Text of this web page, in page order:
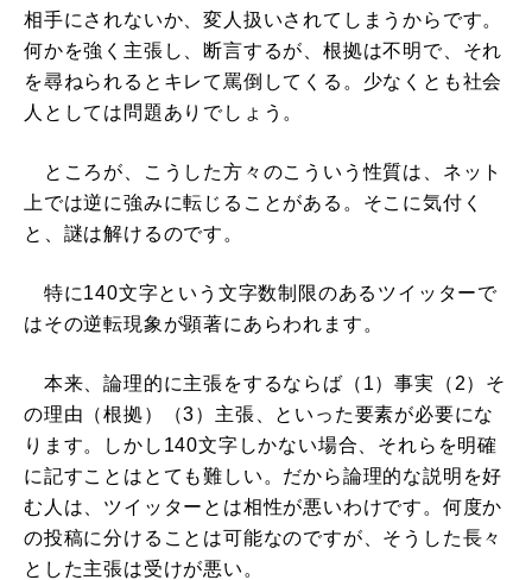
相手にされないか、変人扱いされてしまうからです。
何かを強く主張し、断言するが、根拠は不明で、それ
を尋ねられるとキレて罵倒してくる。少なくとも社会
人としては問題ありでしょう。
ところが、こうした方々のこういう性質は、ネット
上では逆に強みに転じることがある。そこに気付く
と、謎は解けるのです。
特に140文字という文字数制限のあるツイッターで
はその逆転現象が顕著にあらわれます。
本来、論理的に主張をするならば（1）事実（2）そ
の理由（根拠）（3）主張、といった要素が必要にな
ります。しかし140文字しかない場合、それらを明確
に記すことはとても難しい。だから論理的な説明を好
む人は、ツイッターとは相性が悪いわけです。何度か
の投稿に分けることは可能なのですが、そうした長々
とした主張は受けが悪い。